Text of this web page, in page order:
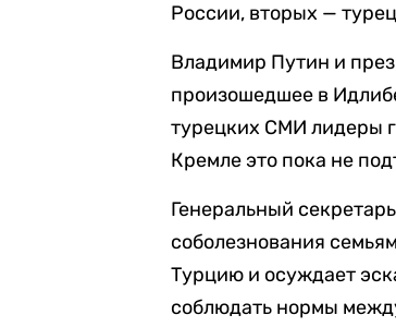
России, вторых —
Владимир Путин и
произошедшее в
турецких СМИ лидеры
Кремле это пока не
Генеральный
соболезнования
Турцию и осуждает
соблюдать нормы